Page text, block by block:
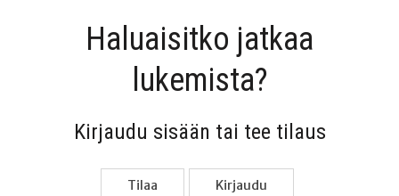
Haluai­sit­ko jat­kaa
lukemista?
Kir­jau­du sisään tai tee tilaus
Tilaa Kir­jau­du